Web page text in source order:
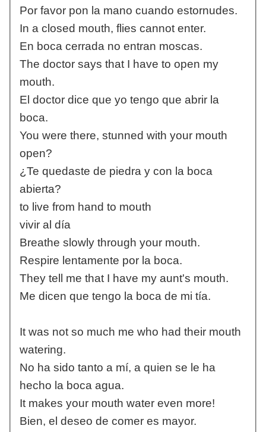
Por favor pon la mano cuando estornudes.
In a closed mouth, flies cannot enter.
En boca cerrada no entran moscas.
The doctor says that I have to open my
mouth.
El doctor dice que yo tengo que abrir la
boca.
You were there, stunned with your mouth
open?
¿Te quedaste de piedra y con la boca
abierta?
to live from hand to mouth
vivir al día
Breathe slowly through your mouth.
Respire lentamente por la boca.
They tell me that I have my aunt's mouth.
Me dicen que tengo la boca de mi tía.
It was not so much me who had their mouth
watering.
No ha sido tanto a mí, a quien se le ha
hecho la boca agua.
It makes your mouth water even more!
Bien, el deseo de comer es mayor.